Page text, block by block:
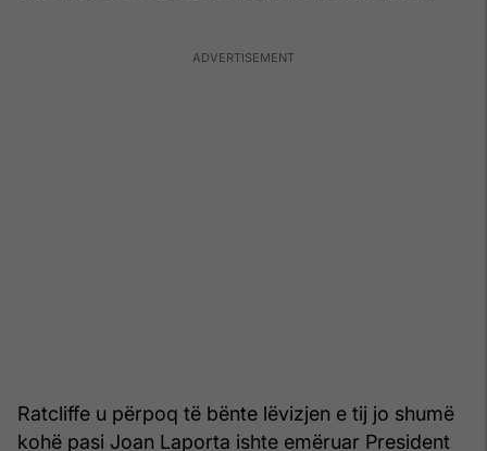
Ratcliffe u përpoq të bënte lëvizjen e tij jo shumë
kohë pasi Joan Laporta ishte emëruar President